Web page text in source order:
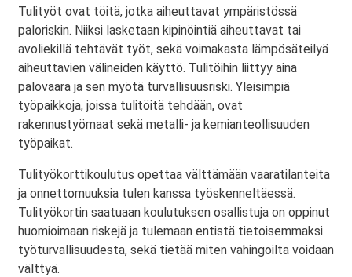
Tulityöt ovat töitä, jotka aiheuttavat ympäristössä
paloriskin. Niiksi lasketaan kipinöintiä aiheuttavat tai
avoliekillä tehtävät työt, sekä voimakasta lämpösäteilyä
aiheuttavien välineiden käyttö. Tulitöihin liittyy aina
palovaara ja sen myötä turvallisuusriski. Yleisimpiä
työpaikkoja, joissa tulitöitä tehdään, ovat
rakennustyömaat sekä metalli- ja kemianteollisuuden
työpaikat.
Tulityökorttikoulutus opettaa välttämään vaaratilanteita
ja onnettomuuksia tulen kanssa työskenneltäessä.
Tulityökortin saatuaan koulutuksen osallistuja on oppinut
huomioimaan riskejä ja tulemaan entistä tietoisemmaksi
työturvallisuudesta, sekä tietää miten vahingoilta voidaan
välttyä.